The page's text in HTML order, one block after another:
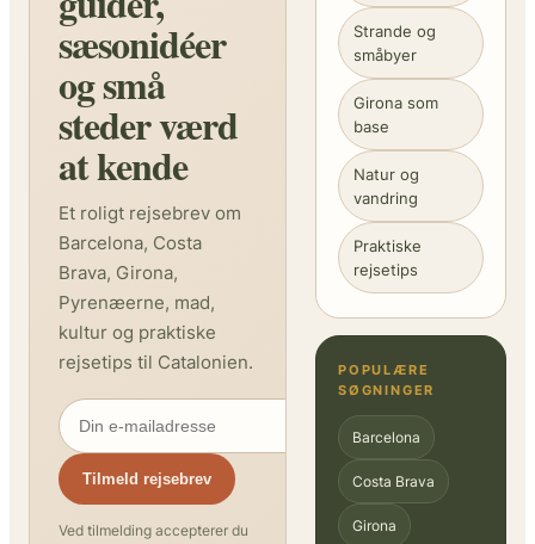
sæsonidéer
og små
steder værd
at kende
Et roligt rejsebrev om
Barcelona, Costa
Brava, Girona,
Pyrenæerne, mad,
kultur og praktiske
rejsetips til Catalonien.
Tilmeld rejsebrev
Ved tilmelding accepterer du
Strande og
småbyer
Girona som
base
Natur og
vandring
Praktiske
rejsetips
POPULÆRE
SØGNINGER
Barcelona
Costa Brava
Girona